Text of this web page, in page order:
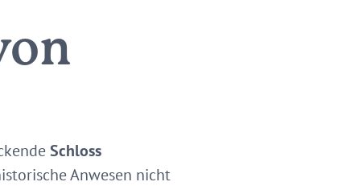
Schloss
Anwesen nicht